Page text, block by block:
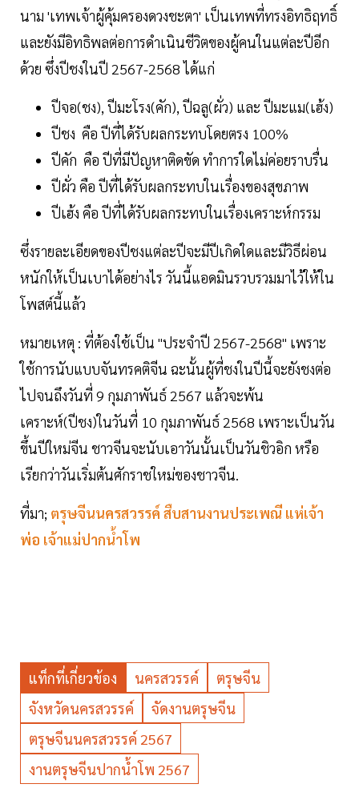
นาม 'เทพเจ้าผู้คุ้มครองดวงชะตา' เป็นเทพที่ทรงอิทธิฤทธิ์
และยังมีอิทธิพลต่อการดำเนินชีวิตของผู้คนในแต่ละปีอีก
ด้วย ซึ่งปีชงในปี 2567-2568 ได้แก่
ปีจอ(ชง), ปีมะโรง(คัก), ปีฉลู(ผั่ว) และ ปีมะแม(เฮ้ง)
ปีชง คือ ปีที่ได้รับผลกระทบโดยตรง 100%
ปีคัก คือ ปีที่มีปัญหาติดขัด ทำการใดไม่ค่อยราบรื่น
ปีผั่ว คือ ปีที่ได้รับผลกระทบในเรื่องของสุขภาพ
ปีเฮ้ง คือ ปีที่ได้รับผลกระทบในเรื่องเคราะห์กรรม
ซึ่งรายละเอียดของปีชงแต่ละปีจะมีปีเกิดใดและมีวิธีผ่อน
หนักให้เป็นเบาได้อย่างไร วันนี้แอดมินรวบรวมมาไว้ให้ใน
โพสต์นี้แล้ว
หมายเหตุ : ที่ต้องใช้เป็น "ประจำปี 2567-2568" เพราะ
ใช้การนับแบบจันทรคติจีน ฉะนั้นผู้ที่ชงในปีนี้จะยังชงต่อ
ไปจนถึงวันที่ 9 กุมภาพันธ์ 2567 แล้วจะพ้น
เคราะห์(ปีชง)ในวันที่ 10 กุมภาพันธ์ 2568 เพราะเป็นวัน
ขึ้นปีใหม่จีน ชาวจีนจะนับเอาวันนั้นเป็นวันชิวอิก หรือ
เรียกว่าวันเริ่มต้นศักราชใหม่ของชาวจีน.
ที่มา; ตรุษจีนนครสวรรค์ สืบสานงานประเพณี แห่เจ้า
พ่อ เจ้าแม่ปากน้ำโพ
แท็กที่เกี่ยวข้อง นครสวรรค์
ตรุษจีน
จังหวัดนครสวรรค์
จัดงานตรุษจีน
ตรุษจีนนครสวรรค์ 2567
งานตรุษจีนปากน้ำโพ 2567